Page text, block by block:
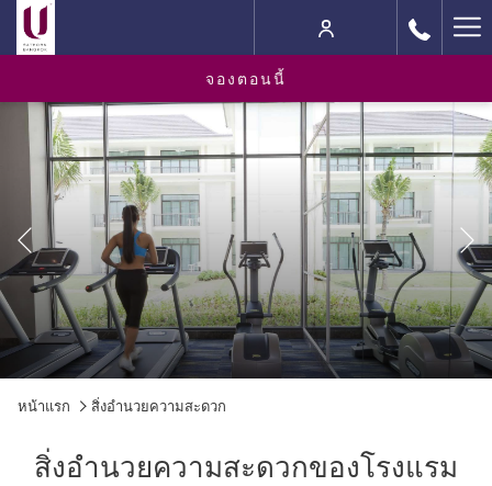
จองตอนนี้
following
ก่อนหน้า
หน้าแรก สิ่งอำนวยความสะดวก
สิ่งอำนวยความสะดวกของโรงแรม